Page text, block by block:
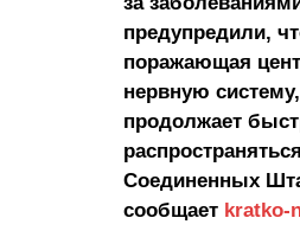
предупредили,
поражающая
нервную систему,
продолжает
Соединенных
сообщает kratko-